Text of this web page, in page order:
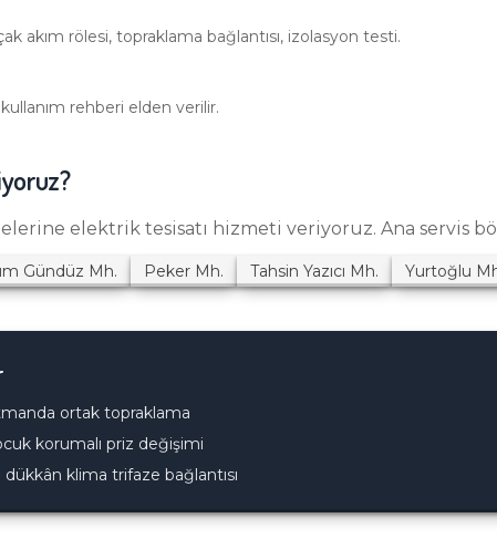
akım rölesi, topraklama bağlantısı, izolasyon testi.
rehberi elden verilir.
elektrik tesisatı hizmeti veriyoruz. Ana servis
Gündüz Mh. Peker Mh. Tahsin Yazıcı Mh. Yurtoğlu
ortak topraklama
korumalı priz değişimi
klima trifaze bağlantısı